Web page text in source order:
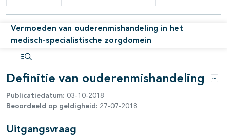
Vermoeden van ouderenmishandeling in het
medisch-specialistische zorgdomein
open- en dichtklappen
open- en dichtklappen
Definitie van ouderenmishandeling
Publicatiedatum: 03-10-2018
Beoordeeld op geldigheid: 27-07-2018
Uitgangsvraag